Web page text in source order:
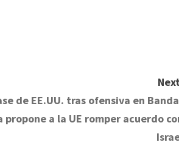
de EE.UU. tras ofensiva en
propone a la UE romper acuerdo